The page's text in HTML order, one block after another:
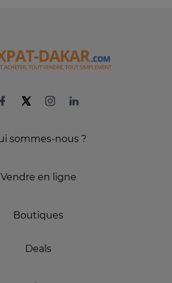
sommes-nous ?
Vendre en ligne
Boutiques
Deals